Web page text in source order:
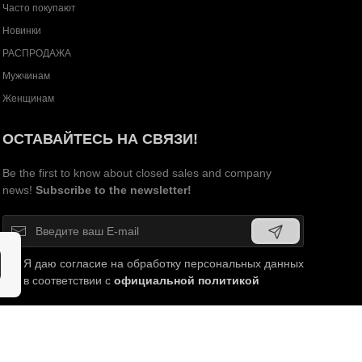
Часто покупают
Новинки
РАСПРОДАЖА
Мужчинам
Женщинам
ОСТАВАЙТЕСЬ НА СВЯЗИ!
Be the first to know about closed sales and company
news! Subscribe to the newsletter!
Я даю согласие на обработку персональных данных
в соответствии с официальной политикой